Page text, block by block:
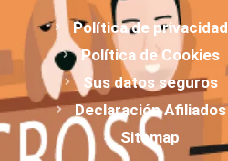
Política de privacidad
Política de Cookies
Sus datos seguros
Declaración Afiliados
Sitemap